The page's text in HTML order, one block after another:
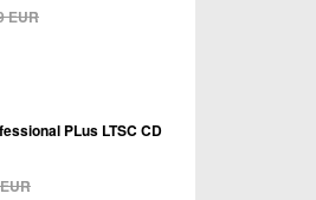
EUR
PLus LTSC CD
EUR